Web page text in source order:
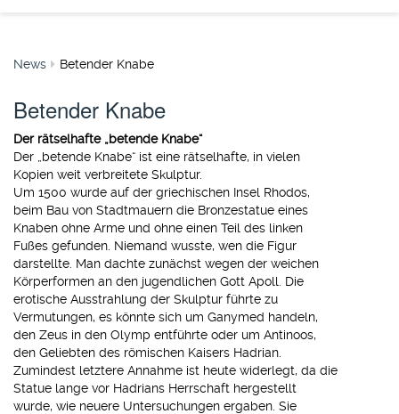
News Betender Knabe
Betender Knabe
Der rätselhafte „betende Knabe“
Der „betende Knabe“ ist eine rätselhafte, in vielen
Kopien weit verbreitete Skulptur.
Um 1500 wurde auf der griechischen Insel Rhodos,
beim Bau von Stadtmauern die Bronzestatue eines
Knaben ohne Arme und ohne einen Teil des linken
Fußes gefunden. Niemand wusste, wen die Figur
darstellte. Man dachte zunächst wegen der weichen
Körperformen an den jugendlichen Gott Apoll. Die
erotische Ausstrahlung der Skulptur führte zu
Vermutungen, es könnte sich um Ganymed handeln,
den Zeus in den Olymp entführte oder um Antinoos,
den Geliebten des römischen Kaisers Hadrian.
Zumindest letztere Annahme ist heute widerlegt, da die
Statue lange vor Hadrians Herrschaft hergestellt
wurde, wie neuere Untersuchungen ergaben. Sie